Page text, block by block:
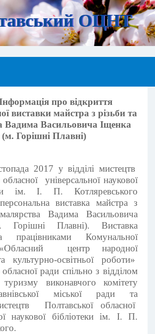
ОЦНТ
про відкриття
виставки майстра з різьби та
Вадима Васильовича Іщенка
(м. Горішні Плавні)
2017 у відділі мистецтв
універсальної наукової
ім. І. П. Котляревського
виставка майстра з
Вадима Васильовича
Горішні Плавні). Виставка
працівниками Комунальної
центр народної
культурно-освітньої роботи»
ради спільно з відділом
виконавчого комітету
міської ради та
Полтавської обласної
наукової бібліотеки ім. І. П.